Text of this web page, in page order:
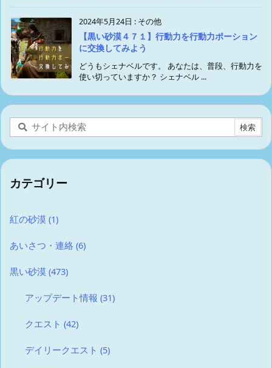
2024年5月24日 : その他
【黒い砂漠４７１】行動力を行動力ポーション
に交換してみよう
どうもシェナベルです。 あなたは、普段、行動力を
使い切っていますか？ シェナベル ...
カテゴリー
紅の砂漠 (1)
あいさつ・連絡 (6)
黒い砂漠 (473)
アップデート情報 (31)
クエスト (42)
デイリークエスト (5)